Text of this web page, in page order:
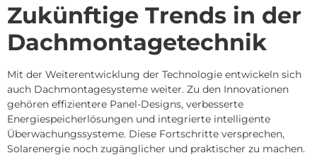
Zukünftige Trends in der
Dachmontagetechnik
Mit der Weiterentwicklung der Technologie entwickeln sich
auch Dachmontagesysteme weiter. Zu den Innovationen
gehören effizientere Panel-Designs, verbesserte
Energiespeicherlösungen und integrierte intelligente
Überwachungssysteme. Diese Fortschritte versprechen,
Solarenergie noch zugänglicher und praktischer zu machen.